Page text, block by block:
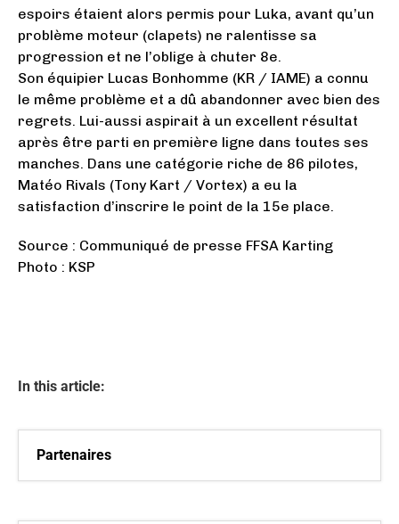
espoirs étaient alors permis pour Luka, avant qu’un
problème moteur (clapets) ne ralentisse sa
progression et ne l’oblige à chuter 8e.
Son équipier Lucas Bonhomme (KR / IAME) a connu
le même problème et a dû abandonner avec bien des
regrets. Lui-aussi aspirait à un excellent résultat
après être parti en première ligne dans toutes ses
manches. Dans une catégorie riche de 86 pilotes,
Matéo Rivals (Tony Kart / Vortex) a eu la
satisfaction d’inscrire le point de la 15e place.
Source : Communiqué de presse FFSA Karting
Photo : KSP
In this article:
Partenaires